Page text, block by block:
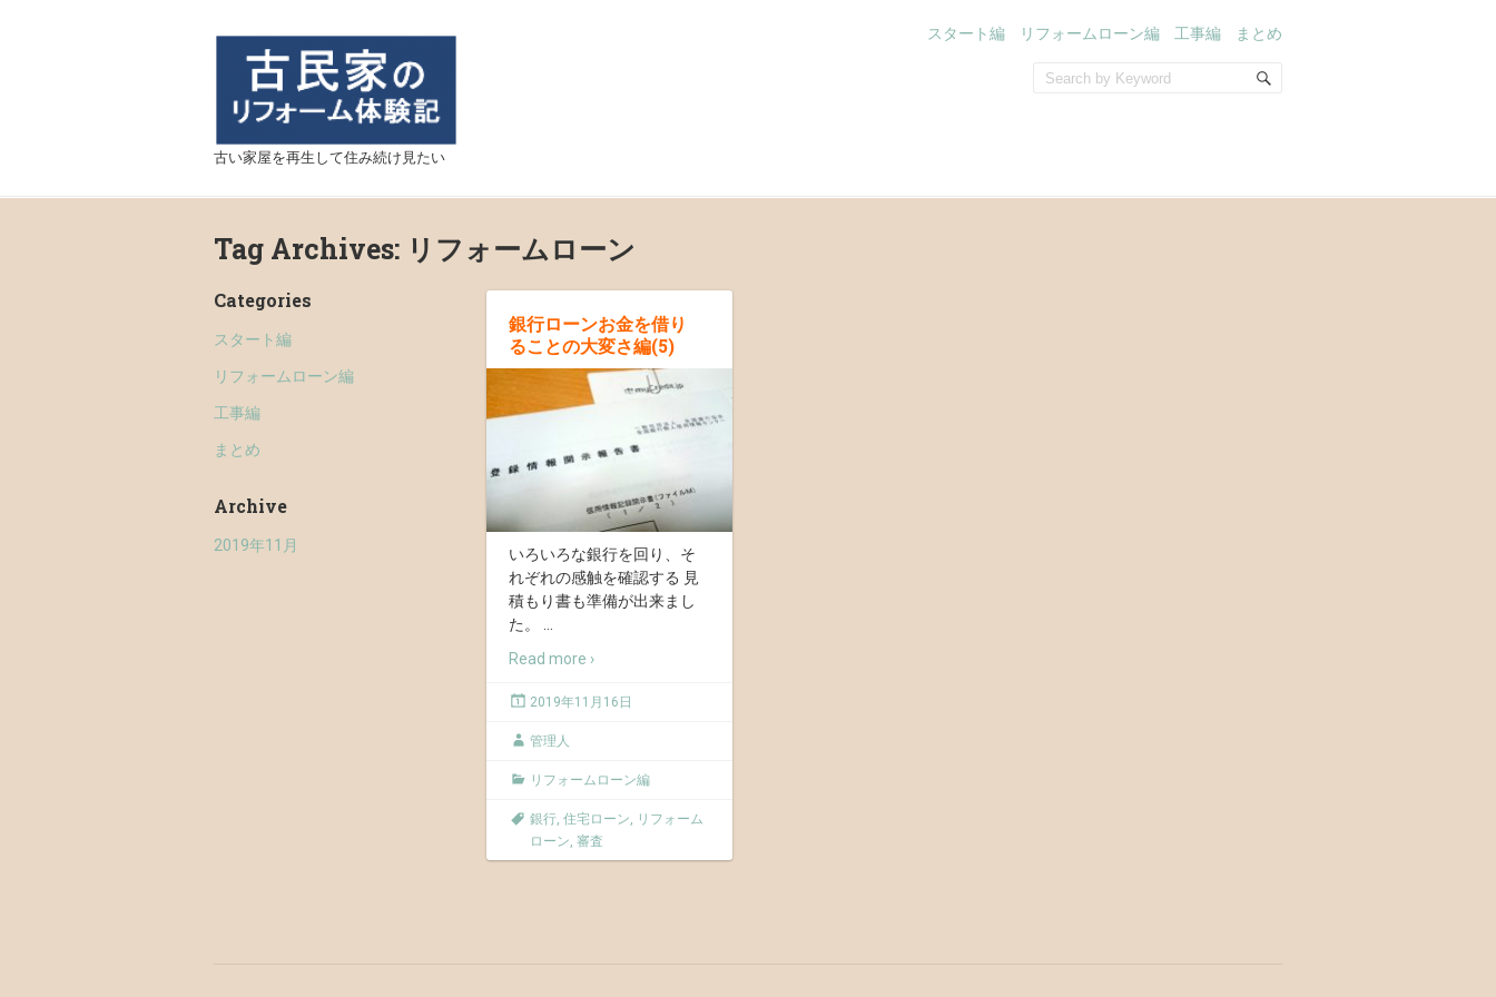
古い家屋を再生して住み続け見たい
スタート編 リフォームローン編 工事編 まとめ
Tag Archives: リフォームローン
Categories
スタート編
リフォームローン編
工事編
まとめ
Archive
2019年11月
銀行ローンお金を借り
ることの大変さ編(5)
いろいろな銀行を回り、そ
れぞれの感触を確認する 見
積もり書も準備が出来まし
た。
Read more ›
2019年11月16日
管理人
リフォームローン編
銀行, 住宅ローン, リフォーム
ローン, 審査